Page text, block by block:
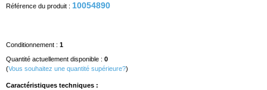
Référence du produit : 10054890
Conditionnement : 1
Quantité actuellement disponible : 0
(Vous souhaitez une quantité supérieure?)
Caractéristiques techniques :